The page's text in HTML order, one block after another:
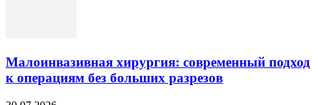
Малоинвазивная хирургия: современный подход
к операциям без больших разрезов